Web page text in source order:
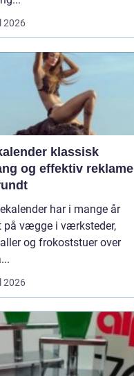
2026
klassisk
og effektiv reklame
har i mange år
vægge i værksteder,
og frokoststuer over
2026